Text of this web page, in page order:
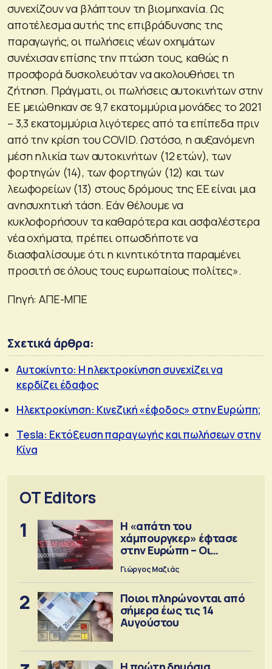
συνεχίζουν να βλάπτουν τη βιομηχανία. Ως
αποτέλεσμα αυτής της επιβράδυνσης της
παραγωγής, οι πωλήσεις νέων οχημάτων
συνέχισαν επίσης την πτώση τους, καθώς η
προσφορά δυσκολευόταν να ακολουθήσει τη
ζήτηση. Πράγματι, οι πωλήσεις αυτοκινήτων στην
ΕΕ μειώθηκαν σε 9,7 εκατομμύρια μονάδες το 2021
– 3,3 εκατομμύρια λιγότερες από τα επίπεδα πριν
από την κρίση του COVID. Ωστόσο, η αυξανόμενη
μέση ηλικία των αυτοκινήτων (12 ετών), των
φορτηγών (14), των φορτηγών (12) και των
λεωφορείων (13) στους δρόμους της ΕΕ είναι μια
ανησυχητική τάση. Εάν θέλουμε να
κυκλοφορήσουν τα καθαρότερα και ασφαλέστερα
νέα οχήματα, πρέπει οπωσδήποτε να
διασφαλίσουμε ότι η κινητικότητα παραμένει
προσιτή σε όλους τους ευρωπαίους πολίτες».
Πηγή: ΑΠΕ-ΜΠΕ
Σχετικά άρθρα:
Αυτοκίνητο: Η ηλεκτροκίνηση συνεχίζει να
κερδίζει έδαφος
Ηλεκτροκίνηση: Kινεζική «έφοδος» στην Ευρώπη;
Tesla: Εκτόξευση παραγωγής και πωλήσεων στην
Κίνα
OT Editors
1
Η «απάτη του
χάμπουργκερ» έφτασε
στην Ευρώπη – Οι
προειδοποιήσεις
Γιώργος Μαζιάς
2
Ποιοι πληρώνονται από
σήμερα έως τις 14
Αυγούστου